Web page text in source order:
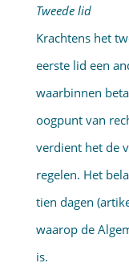
Tweede lid
Krachtens het
eerste lid een
waarbinnen
oogpunt van
verdient het de
regelen. Het
tien dagen
waarop de
is.